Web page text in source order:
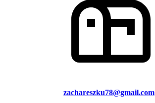
zachareszku78@gmail.com